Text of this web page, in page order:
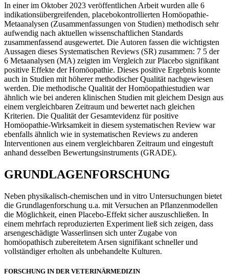
In einer im Oktober 2023 veröffentlichen Arbeit wurden alle 6
indikationsübergreifenden, placebokontrollierten Homöopathie-
Metaanalysen (Zusammenfassungen von Studien) methodisch sehr
aufwendig nach aktuellen wissenschaftlichen Standards
zusammenfassend ausgewertet. Die Autoren fassen die wichtigsten
Aussagen dieses Systematischen Reviews (SR) zusammen: 7 5 der
6 Metaanalysen (MA) zeigten im Vergleich zur Placebo signifikant
positive Effekte der Homöopathie. Dieses positive Ergebnis konnte
auch in Studien mit höherer methodischer Qualität nachgewiesen
werden. Die methodische Qualität der Homöopathiestudien war
ähnlich wie bei anderen klinischen Studien mit gleichem Design aus
einem vergleichbaren Zeitraum und bewertet nach gleichen
Kriterien. Die Qualität der Gesamtevidenz für positive
Homöopathie-Wirksamkeit in diesem systematischen Review war
ebenfalls ähnlich wie in systematischen Reviews zu anderen
Interventionen aus einem vergleichbaren Zeitraum und eingestuft
anhand desselben Bewertungsinstruments (GRADE).
GRUNDLAGENFORSCHUNG
Neben physikalisch-chemischen und in vitro Untersuchungen bietet
die Grundlagenforschung u.a. mit Versuchen an Pflanzenmodellen
die Möglichkeit, einen Placebo-Effekt sicher auszuschließen. In
einem mehrfach reproduzierten Experiment ließ sich zeigen, dass
arsengeschädigte Wasserlinsen sich unter Zugabe von
homöopathisch zubereitetem Arsen signifikant schneller und
vollständiger erholten als unbehandelte Kulturen.
FORSCHUNG IN DER VETERINÄRMEDIZIN